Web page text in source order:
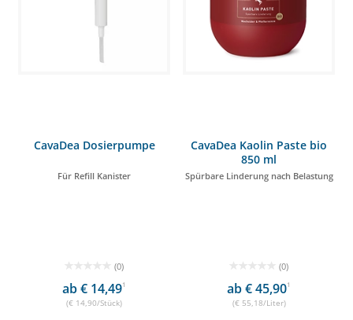
CavaDea Dosierpumpe
Für Refill Kanister
(0)
ab € 14,491
(€ 14,90/Stück)
CavaDea Kaolin Paste bio
850 ml
Spürbare Linderung nach Belastung
(0)
ab € 45,901
(€ 55,18/Liter)